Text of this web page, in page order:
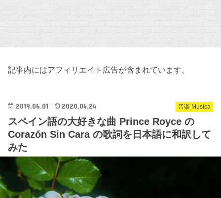
記事内にはアフィリエイト広告が含まれています。
音楽 Musica
2019.06.01 2020.04.24
スペイン語の大好きな曲 Prince Royce の
Corazón Sin Cara の歌詞を日本語に和訳して
みた